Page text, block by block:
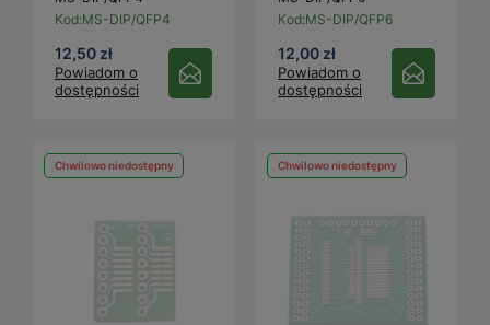
Kod:MS-DIP/QFP4
12,50 zł
Powiadom o
dostępności
Kod:MS-DIP/QFP6
12,00 zł
Powiadom o
dostępności
Chwilowo niedostępny Chwilowo niedostępny